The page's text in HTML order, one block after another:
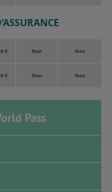
€ Non Non
€ Non Non
Pass